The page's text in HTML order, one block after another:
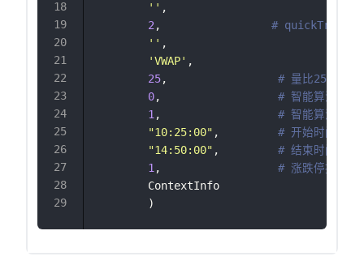
'' ,
2 , # quickTrade
'' ,
'VWAP' ,
25, # 量比25%
0, # 智能算法最小
1 , # 智能算法目标
"10:25:00" , # 开始时间
"14:50:00" , # 结束时间
1 , # 涨跌停控制 1
        ContextInfo
        )